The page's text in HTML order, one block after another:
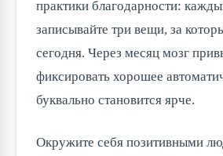
практики благодарности:
записывайте три вещи, за
сегодня. Через месяц мозг
фиксировать хорошее
буквально становится ярче.
Окружите себя позитивными